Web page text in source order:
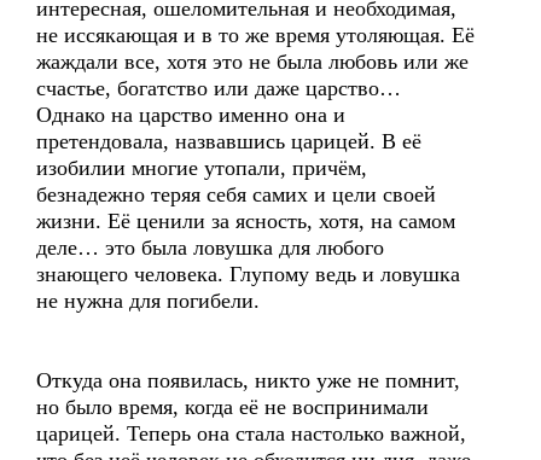
интересная, ошеломительная и необходимая,
не иссякающая и в то же время утоляющая. Её
жаждали все, хотя это не была любовь или же
счастье, богатство или даже царство…
Однако на царство именно она и
претендовала, назвавшись царицей. В её
изобилии многие утопали, причём,
безнадежно теряя себя самих и цели своей
жизни. Её ценили за ясность, хотя, на самом
деле… это была ловушка для любого
знающего человека. Глупому ведь и ловушка
не нужна для погибели.
Откуда она появилась, никто уже не помнит,
но было время, когда её не воспринимали
царицей. Теперь она стала настолько важной,